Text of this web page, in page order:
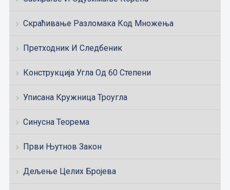
Скраћивање Разломака Код Множења
Претходник И Следбеник
Конструкција Угла Од 60 Степени
Уписана Кружница Троугла
Синусна Теорема
Први Њутнов Закон
Дељење Целих Бројева